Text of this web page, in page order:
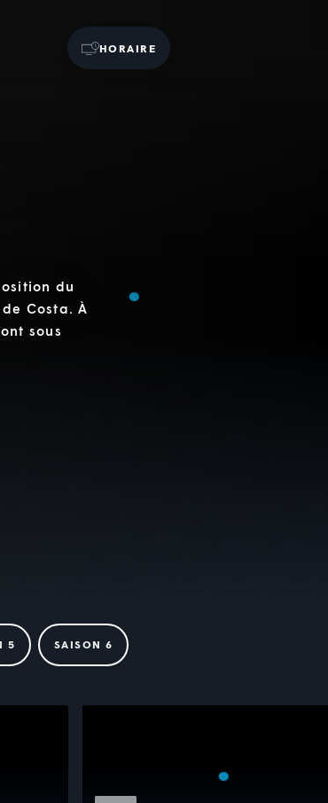
HORAIRE
du
Costa. À
sous
5 SAISON 6